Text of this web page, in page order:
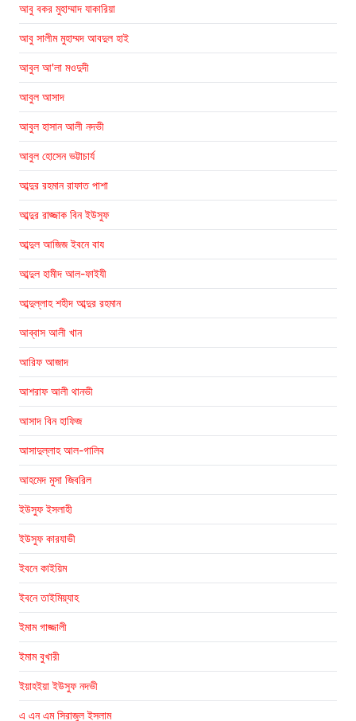
আবু বকর মুহাম্মাদ যাকারিয়া
আবু সালীম মুহাম্মদ আবদুল হাই
আবুল আ'লা মওদুদী
আবুল আসাদ
আবুল হাসান আলী নদভী
আবুল হোসেন ভট্টাচার্য
আব্দুর রহমান রাফাত পাশা
আব্দুর রাজ্জাক বিন ইউসুফ
আব্দুল আজিজ ইবনে বায
আব্দুল হামীদ আল-ফাইযী
আব্দুল্লাহ শহীদ আব্দুর রহমান
আব্বাস আলী খান
আরিফ আজাদ
আশরাফ আলী থানভী
আসাদ বিন হাফিজ
আসাদুল্লাহ আল-গালিব
আহমেদ মুসা জিবরিল
ইউসুফ ইসলাহী
ইউসুফ কারযাভী
ইবনে কাইয়িম
ইবনে তাইমিয়্যাহ
ইমাম গাজ্জালী
ইমাম বুখারী
ইয়াহইয়া ইউসুফ নদভী
এ এন এম সিরাজুল ইসলাম